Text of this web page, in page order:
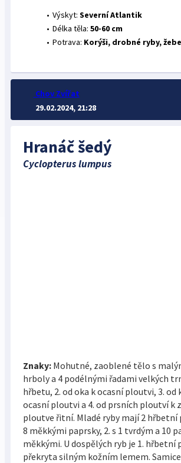
Hranáč šedý
Cyclopterus lumpus
Znaky:Mohutné, zaoblené tělo s
hrboly a 4 podélnými řadami velkých
hřbetu, 2. od oka k ocasní ploutvi, 3. od
ocasní ploutvi a 4. od prsních ploutví k
ploutve řitní. Mladé ryby mají 2 hřbetní
8 měkkými paprsky, 2. s 1 tvrdým a 10
měkkými. U dospělých ryb je 1. hřbetní
překryta silným kožním lemem.
Výskyt: Severní Atlantik
Délka těla: 50-60 cm
Potrava: Korýši, drobné ryby,
Chov Zvířat
29.02.2024, 21:28